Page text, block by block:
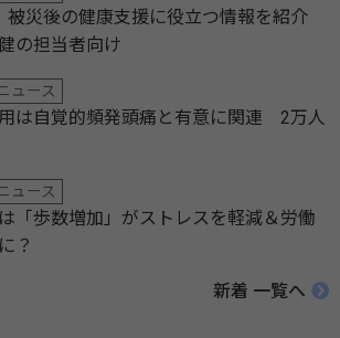
災後の健康支援に役立つ情報を紹介
の担当者向け
ュース
は自覚的頻発頭痛と有意に関連 2万人
ュース
「歩数増加」がストレスを軽減＆労働
？
新着 一覧へ